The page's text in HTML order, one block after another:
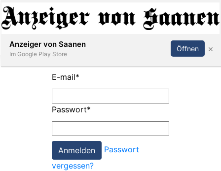
Abonnieren Anmelden
E-mail*
Passwort*
Passwort
vergessen?
Anzeiger von Saanen
Im Google Play Store
Öffnen ×